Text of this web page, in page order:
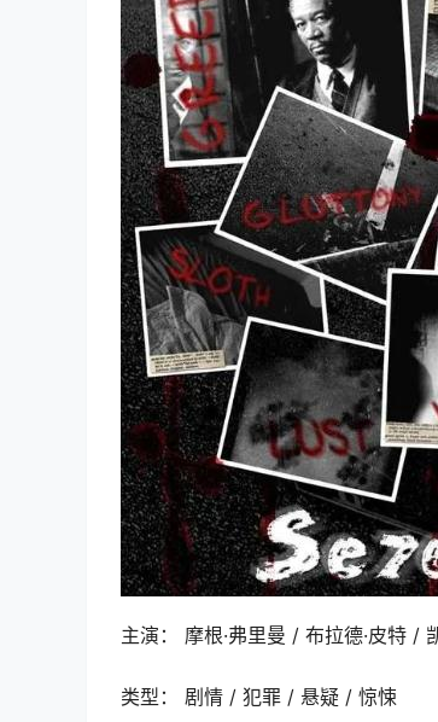
主演： 摩根·弗里曼 / 布拉德·皮特 /
类型： 剧情 / 犯罪 / 悬疑 / 惊悚